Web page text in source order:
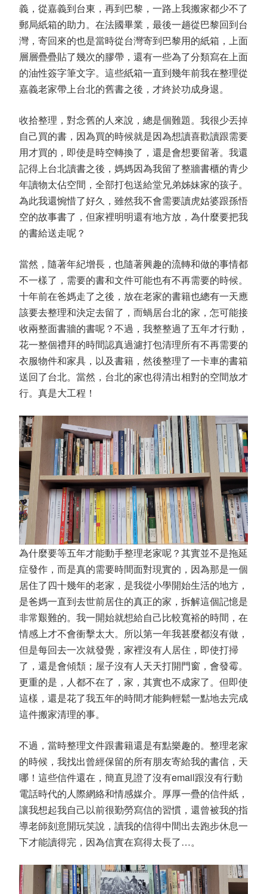
義，從嘉義到台東，再到巴黎，一路上我搬家都少不了
郵局紙箱的助力。在法國畢業，最後一趟從巴黎回到台
灣，寄回來的也是當時從台灣寄到巴黎用的紙箱，上面
層層疊疊貼了幾次的膠帶，還有一些為了分類寫在上面
的油性簽字筆文字。這些紙箱一直到幾年前我在整理從
嘉義老家帶上台北的舊書之後，才終於功成身退。
收拾整理，對念舊的人來說，總是個難題。我很少丟掉
自己買的書，因為買的時候就是因為想讀喜歡讀跟需要
用才買的，即使是時空轉換了，還是會想要留著。我還
記得上台北讀書之後，媽媽因為我留了整牆書櫃的青少
年讀物太佔空間，全部打包送給堂兄弟姊妹家的孩子。
為此我還惋惜了好久，雖然我不會需要讀虎姑婆跟孫悟
空的故事書了，但家裡明明還有地方放，為什麼要把我
的書給送走呢？
當然，隨著年紀增長，也隨著興趣的流轉和做的事情都
不一樣了，需要的書和文件可能也有不再需要的時候。
十年前在爸媽走了之後，放在老家的書籍也總有一天應
該要去整理和決定去留了，而蝸居台北的家，怎可能接
收兩整面書牆的書呢？不過，我整整過了五年才行動，
花一整個禮拜的時間認真過濾打包清理所有不再需要的
衣服物件和家具，以及書籍，然後整理了一卡車的書箱
送回了台北。當然，台北的家也得清出相對的空間放才
行。真是大工程！
為什麼要等五年才能動手整理老家呢？其實並不是拖延
症發作，而是真的需要時間面對現實的，因為那是一個
居住了四十幾年的老家，是我從小學開始生活的地方，
是爸媽一直到去世前居住的真正的家，拆解這個記憶是
非常艱難的。我一開始就想給自己比較寬裕的時間，在
情感上才不會衝擊太大。所以第一年我甚麼都沒有做，
但是每回去一次就發覺，家裡沒有人居住，即使打掃
了，還是會傾頹；屋子沒有人天天打開門窗，會發霉。
更重的是，人都不在了，家，其實也不成家了。但即使
這樣，還是花了我五年的時間才能夠輕鬆一點地去完成
這件搬家清理的事。
不過，當時整理文件跟書籍還是有點樂趣的。整理老家
的時候，我找出曾經保留的所有朋友寄給我的書信，天
哪！這些信件還在，簡直見證了沒有email跟沒有行動
電話時代的人際網絡和情感媒介。厚厚一疊的信件紙，
讓我想起我自己以前很勤勞寫信的習慣，還曾被我的指
導老師刻意開玩笑說，讀我的信得中間出去跑步休息一
下才能讀得完，因為信實在寫得太長了…。